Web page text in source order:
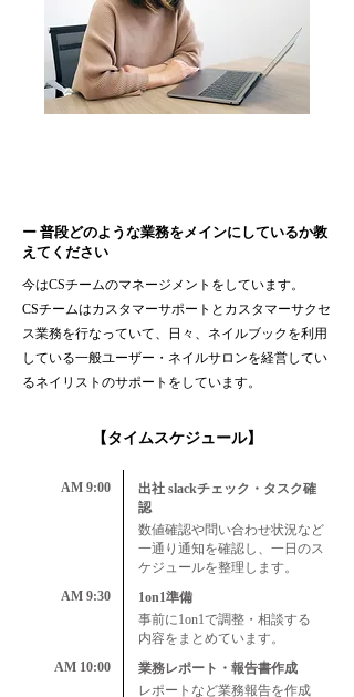
ー 普段どのような業務をメインにしているか教
えてください
今はCSチームのマネージメントをしています。
CSチームはカスタマーサポートとカスタマーサクセ
ス業務を行なっていて、日々、ネイルブックを利用
している一般ユーザー・ネイルサロンを経営してい
るネイリストのサポートをしています。
​【タイムスケジュール】
AM 9:00
出社 slackチェック・タスク確
認
数値確認や問い合わせ状況など
一通り通知を確認し、一日のス
ケジュールを整理します。
AM 9:30
1on1準備
事前に1on1で調整・相談する
内容をまとめています。
AM 10:00
業務レポート・報告書作成
レポートなど業務報告を作成